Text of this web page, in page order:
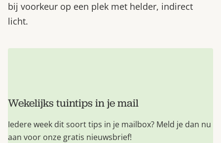
bij voorkeur op een plek met helder, indirect
licht.
Wekelijks tuintips in je mail
Iedere week dit soort tips in je mailbox? Meld je dan nu
aan voor onze gratis nieuwsbrief!